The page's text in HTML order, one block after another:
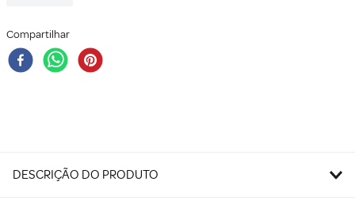
Compartilhar
DESCRIÇÃO DO PRODUTO